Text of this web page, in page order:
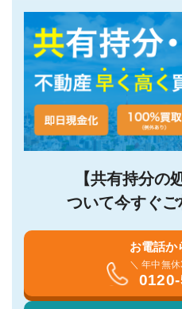
【共有持分の
ついて今すぐご
お電話か
＼ 年中無